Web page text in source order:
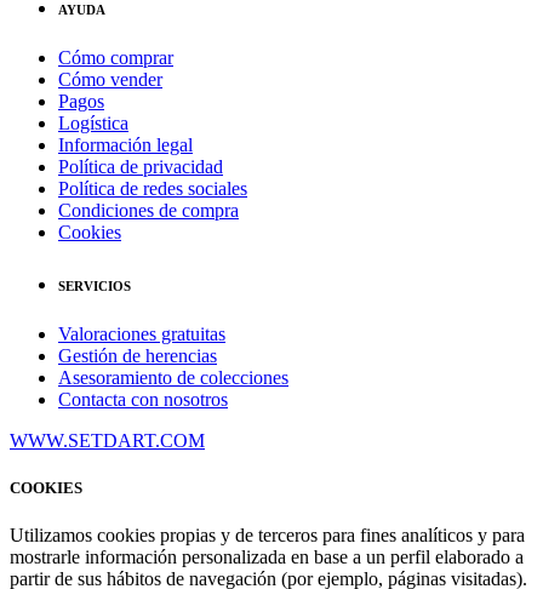
AYUDA
Cómo comprar
Cómo vender
Pagos
Logística
Información legal
Política de privacidad
Política de redes sociales
Condiciones de compra
Cookies
SERVICIOS
Valoraciones gratuitas
Gestión de herencias
Asesoramiento de colecciones
Contacta con nosotros
WWW.SETDART.COM
COOKIES
Utilizamos cookies propias y de terceros para fines analíticos y para
mostrarle información personalizada en base a un perfil elaborado a
partir de sus hábitos de navegación (por ejemplo, páginas visitadas).